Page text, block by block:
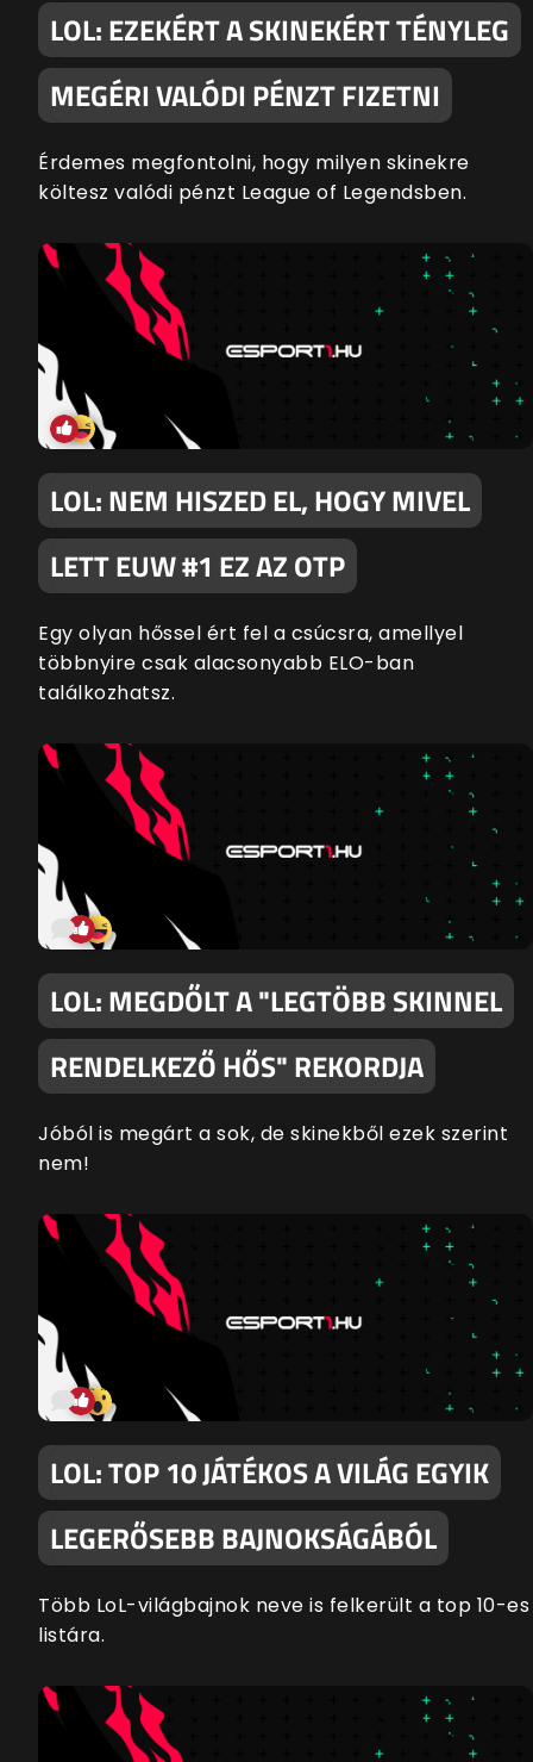
LOL: EZEKÉRT A SKINEKÉRT TÉNYLEG
MEGÉRI VALÓDI PÉNZT FIZETNI
Érdemes megfontolni, hogy milyen skinekre
költesz valódi pénzt League of Legendsben.
LOL: NEM HISZED EL, HOGY MIVEL
LETT EUW #1 EZ AZ OTP
Egy olyan hőssel ért fel a csúcsra, amellyel
többnyire csak alacsonyabb ELO-ban
találkozhatsz.
LOL: MEGDŐLT A "LEGTÖBB SKINNEL
RENDELKEZŐ HŐS" REKORDJA
Jóból is megárt a sok, de skinekből ezek szerint
nem!
LOL: TOP 10 JÁTÉKOS A VILÁG EGYIK
LEGERŐSEBB BAJNOKSÁGÁBÓL
Több LoL-világbajnok neve is felkerült a top 10-es
listára.